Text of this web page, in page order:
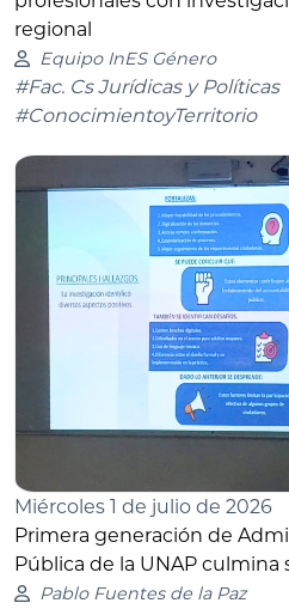
regional
Equipo InES Género
#Fac. Cs Jurídicas y Políticas
#ConocimientoyTerritorio
Miércoles 1 de julio de 2026
Primera generación de
Pública de la UNAP
Pablo Fuentes de la Paz